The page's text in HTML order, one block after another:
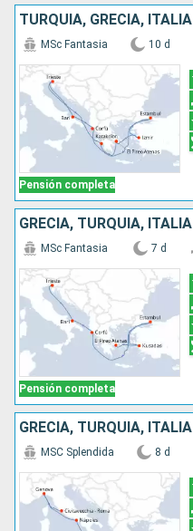
TURQUÍA, GRECIA, ITALIA
Pensión completa
MSc Fantasia 10 d
GRECIA, TURQUÍA, ITALIA
Pensión completa
MSc Fantasia 7 d
GRECIA, TURQUÍA, ITALIA
MSC Splendida 8 d